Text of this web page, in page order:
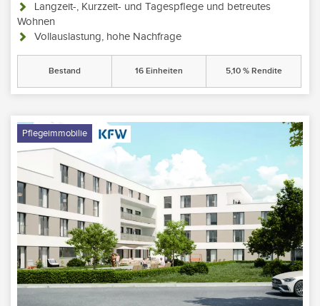
Langzeit-, Kurzzeit- und Tagespflege und betreutes
Wohnen
Vollauslastung, hohe Nachfrage
Bestand 16 Einheiten 5,10 % Rendite
Pflegeimmobilie